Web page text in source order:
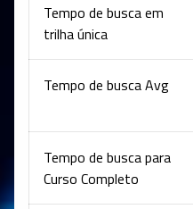
Tempo de busca em
trilha única
Tempo de busca Avg
Tempo de busca para
Curso Completo